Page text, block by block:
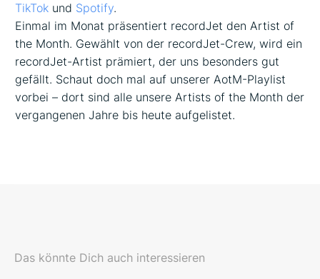
TikTok und Spotify.
Einmal im Monat präsentiert recordJet den Artist of
the Month. Gewählt von der recordJet-Crew, wird ein
recordJet-Artist prämiert, der uns besonders gut
gefällt. Schaut doch mal auf unserer AotM-Playlist
vorbei – dort sind alle unsere Artists of the Month der
vergangenen Jahre bis heute aufgelistet.
Das könnte Dich auch interessieren